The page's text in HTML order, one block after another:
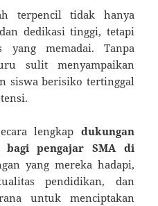
terpencil tidak hanya
dedikasi tinggi, tetapi
yang memadai. Tanpa
sulit menyampaikan
siswa berisiko tertinggal
lengkap dukungan
bagi pengajar SMA di
yang mereka hadapi,
pendidikan, dan
untuk menciptakan